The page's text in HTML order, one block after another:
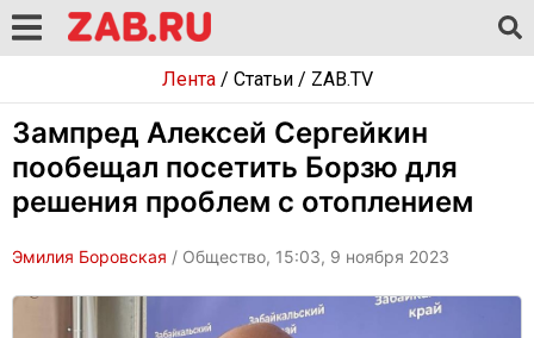
Лента/ Статьи/ ZAB.TV
Зампред Алексей Сергейкин
пообещал посетить Борзю для
решения проблем с отоплением
Эмилия Боровская / Общество, 15:03, 9 ноября 2023